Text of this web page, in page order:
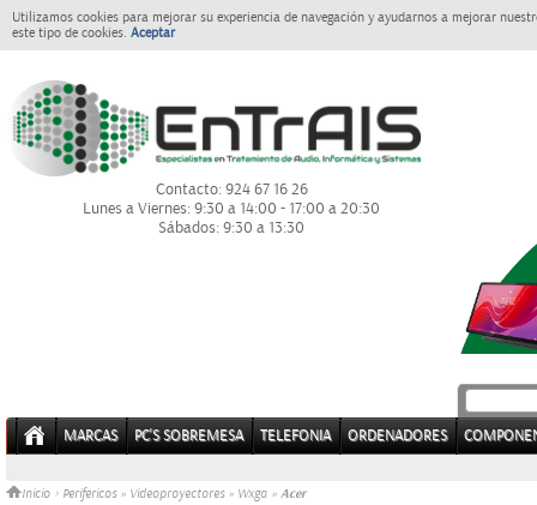
Utilizamos cookies para mejorar su experiencia de navegación y ayudarnos a mejorar
este tipo de cookies. Aceptar
Contacto: 924 67 16 26
Lunes a Viernes: 9:30 a 14:00 - 17:00 a 20:30
Sábados: 9:30 a 13:30
MARCAS PC'S SOBREMESA TELEFONIA ORDENADORES
Inicio > Perifericos » Videoproyectores » Wxga » Acer